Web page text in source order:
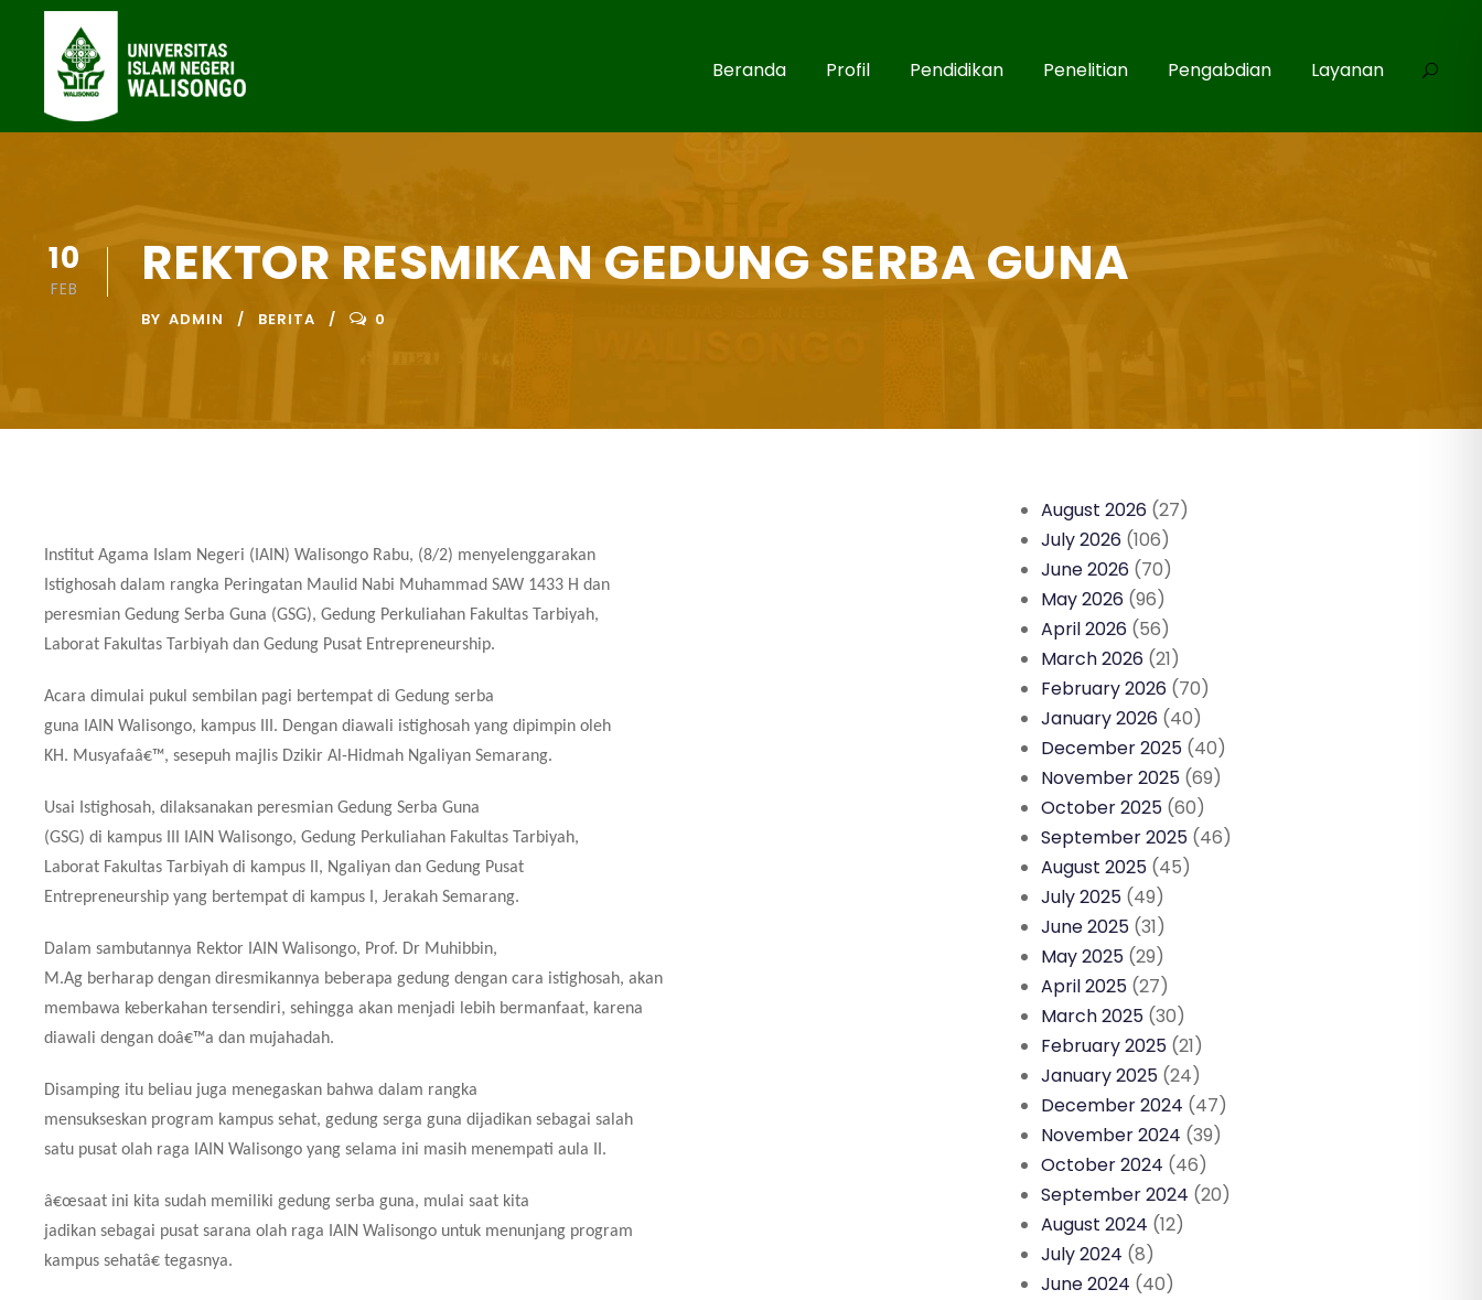
Beranda Profil Pendidikan Penelitian Pengabdian Layanan
10
FEB REKTOR RESMIKAN GEDUNG SERBA GUNA
BY ADMIN BERITA 0
Institut Agama Islam Negeri (IAIN) Walisongo Rabu, (8/2) menyelenggarakan
Istighosah dalam rangka Peringatan Maulid Nabi Muhammad SAW 1433 H dan
peresmian Gedung Serba Guna (GSG), Gedung Perkuliahan Fakultas Tarbiyah,
Laborat Fakultas Tarbiyah dan Gedung Pusat Entrepreneurship.
Acara dimulai pukul sembilan pagi bertempat di Gedung serba
guna IAIN Walisongo, kampus III. Dengan diawali istighosah yang dipimpin oleh
KH. Musyafaâ€™, sesepuh majlis Dzikir Al-Hidmah Ngaliyan Semarang.
Usai Istighosah, dilaksanakan peresmian Gedung Serba Guna
(GSG) di kampus III IAIN Walisongo, Gedung Perkuliahan Fakultas Tarbiyah,
Laborat Fakultas Tarbiyah di kampus II, Ngaliyan dan Gedung Pusat
Entrepreneurship yang bertempat di kampus I, Jerakah Semarang.
Dalam sambutannya Rektor IAIN Walisongo, Prof. Dr Muhibbin,
M.Ag berharap dengan diresmikannya beberapa gedung dengan cara istighosah, akan
membawa keberkahan tersendiri, sehingga akan menjadi lebih bermanfaat, karena
diawali dengan doâ€™a dan mujahadah.
Disamping itu beliau juga menegaskan bahwa dalam rangka
mensukseskan program kampus sehat, gedung serga guna dijadikan sebagai salah
satu pusat olah raga IAIN Walisongo yang selama ini masih menempati aula II.
â€œsaat ini kita sudah memiliki gedung serba guna, mulai saat kita
jadikan sebagai pusat sarana olah raga IAIN Walisongo untuk menunjang program
kampus sehatâ€ tegasnya.
August 2026 (27)
July 2026 (106)
June 2026 (70)
May 2026 (96)
April 2026 (56)
March 2026 (21)
February 2026 (70)
January 2026 (40)
December 2025 (40)
November 2025 (69)
October 2025 (60)
September 2025 (46)
August 2025 (45)
July 2025 (49)
June 2025 (31)
May 2025 (29)
April 2025 (27)
March 2025 (30)
February 2025 (21)
January 2025 (24)
December 2024 (47)
November 2024 (39)
October 2024 (46)
September 2024 (20)
August 2024 (12)
July 2024 (8)
June 2024 (40)